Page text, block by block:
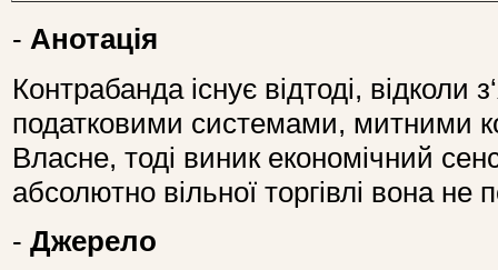
- Анотація
Контрабанда існує відтоді,
податковими системами, митними
Власне, тоді виник економічний
абсолютно вільної торгівлі вона не
- Джерело